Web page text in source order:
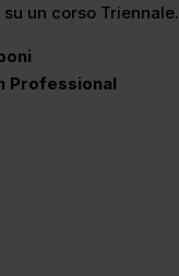
un corso Triennale.
Professional